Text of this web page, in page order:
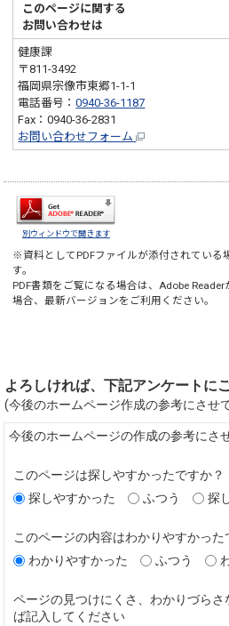
このページに関する
お問い合わせは
健康課
〒811-3492
福岡県宗像市東郷1-1-1
電話番号：0940-36-1187
Fax：0940-36-2831
お問い合わせフォーム
別ウィンドウで開きます
※資料としてPDFファイルが添付されている
す。
PDF書類をご覧になる場合は、 Adobe Reader
場合、最新バージョンをご利用ください。